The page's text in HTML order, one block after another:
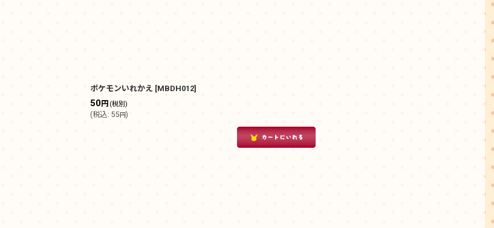
ポケモンいれかえ [MBDH012]
50円 (税別)
(税込: 55円)